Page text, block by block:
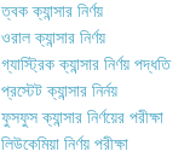
ত্বক ক্যান্সার নির্ণয়
ওরাল ক্যান্সার নির্ণয়
গ্যাস্ট্রিক ক্যান্সার নির্ণয় পদ্ধতি
প্রস্টেট ক্যান্সার নির্নয়
ফুসফুস ক্যান্সার নির্ণয়ের পরীক্ষা
লিউকেমিয়া নির্ণয় পরীক্ষা